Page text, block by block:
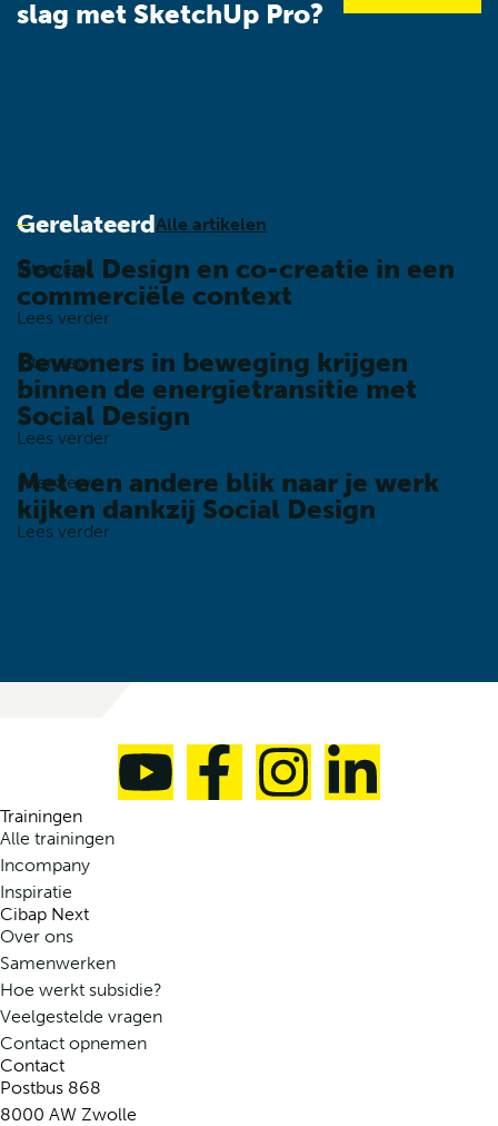
slag met SketchUp Pro?
GerelateerdAlle artikelen
Interview
Social Design en co-creatie in een
commerciële context
Lees verder
Interview
Bewoners in beweging krijgen
binnen de energietransitie met
Social Design
Lees verder
Interview
Met een andere blik naar je werk
kijken dankzij Social Design
Lees verder
Trainingen
Alle trainingen
Incompany
Inspiratie
Cibap Next
Over ons
Samenwerken
Hoe werkt subsidie?
Veelgestelde vragen
Contact opnemen
Contact
Postbus 868
8000 AW Zwolle